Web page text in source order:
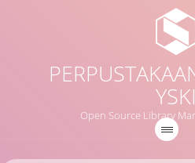
YSKI
Open Source Library